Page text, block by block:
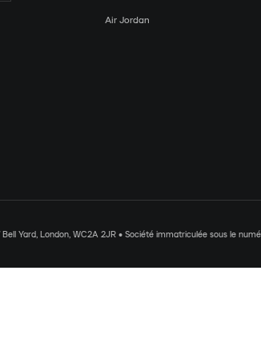
Air Jordan
Yard, London, WC2A 2JR • Société immatriculée sous le